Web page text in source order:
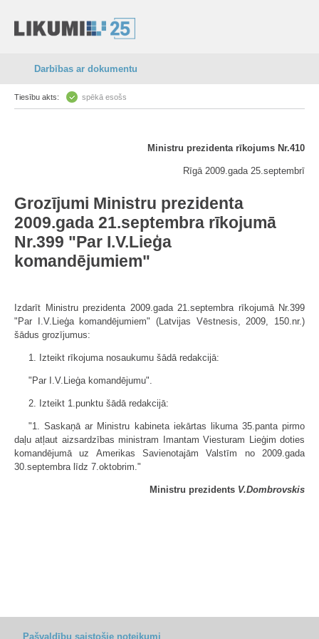
Darbības ar dokumentu
Tiesību akts: spēkā esošs
Ministru prezidenta rīkojums Nr.410
Rīgā 2009.gada 25.septembrī
Grozījumi Ministru prezidenta
2009.gada 21.septembra rīkojumā
Nr.399 "Par I.V.Lieģa
komandējumiem"
Izdarīt Ministru prezidenta 2009.gada 21.septembra rīkojumā Nr.399
"Par I.V.Lieģa komandējumiem" (Latvijas Vēstnesis, 2009, 150.nr.)
šādus grozījumus:
1. Izteikt rīkojuma nosaukumu šādā redakcijā:
"Par I.V.Lieģa komandējumu".
2. Izteikt 1.punktu šādā redakcijā:
"1. Saskaņā ar Ministru kabineta iekārtas likuma 35.panta pirmo
daļu atļaut aizsardzības ministram Imantam Viesturam Lieģim doties
komandējumā uz Amerikas Savienotajām Valstīm no 2009.gada
30.septembra līdz 7.oktobrim."
Ministru prezidents V.Dombrovskis
Pašvaldību saistošie noteikumi